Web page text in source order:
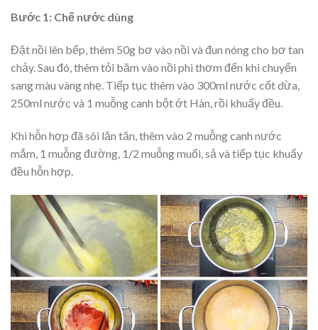
Bước 1: Chế nước dùng
Đặt nồi lên bếp, thêm 50g bơ vào nồi và đun nóng cho bơ tan
chảy. Sau đó, thêm tỏi băm vào nồi phi thơm đến khi chuyển
sang màu vàng nhẹ. Tiếp tục thêm vào 300ml nước cốt dừa,
250ml nước và 1 muỗng canh bột ớt Hàn, rồi khuấy đều.
Khi hỗn hợp đã sôi lăn tăn, thêm vào 2 muỗng canh nước
mắm, 1 muỗng đường, 1/2 muỗng muối, sả và tiếp tục khuấy
đều hỗn hợp.